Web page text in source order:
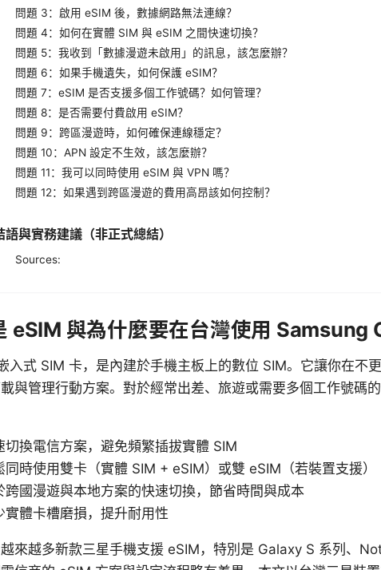
問題 3：啟用 eSIM 後，數據網路無法連線？
問題 4：如何在實體 SIM 與 eSIM 之間快速切換？
問題 5：我收到「數據漫遊未啟用」的訊息，該怎麼辦？
問題 6：如果手機遺失，如何保護 eSIM？
問題 7：eSIM 是否支援多個工作號碼？如何管理？
問題 8：是否需要付費啟用 eSIM？
問題 9：跨區漫遊時，如何確保連線穩定？
問題 10：APN 設定不生效，該怎麼辦？
問題 11：我可以同時使用 eSIM 與 VPN 嗎？
問題 12：如果遇到跨區漫遊的費用高昂該如何控制？
語與實務建議（非正式總結）
Sources:
eSIM 與為什麼要在台灣使用 Samsung
入式 SIM 卡，是內建於手機主板上的數位 SIM。它讓你在不
與管理行動方案。對於經常出差、旅遊或需要多個工作號碼
切換電信方案，避免頻繁插拔實體 SIM
同時使用雙卡（實體 SIM + eSIM）或雙 eSIM（若裝置支援）
跨國漫遊與本地方案的快速切換，節省時間與成本
實體卡槽磨損，提升耐用性
來越多新款三星手機支援 eSIM，特別是 Galaxy S 系列、